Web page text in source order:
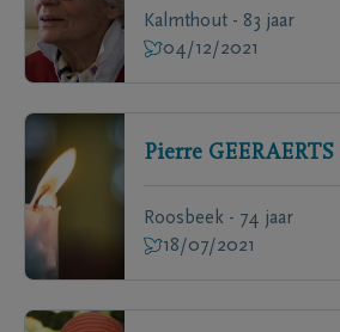
Kalmthout - 83 jaar
04/12/2021
Pierre GEERAERTS
Roosbeek - 74 jaar
18/07/2021